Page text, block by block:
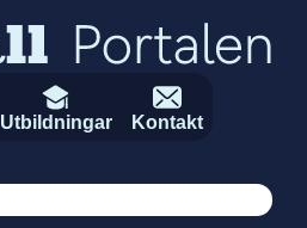
Utbildningar
Kontakt